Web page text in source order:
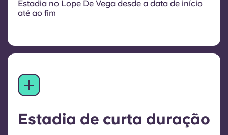
Estadia no Lope De Vega desde a data de início
até ao fim
Estadia de curta duração